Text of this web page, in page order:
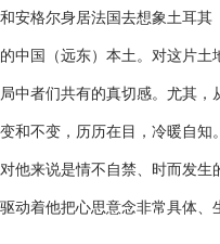
和安格尔身居法国去想象土耳其
的中国（远东）本土。对这片
局中者们共有的真切感。尤其
变和不变，历历在目，冷暖自知
对他来说是情不自禁、时而发生
驱动着他把心思意念非常具体、